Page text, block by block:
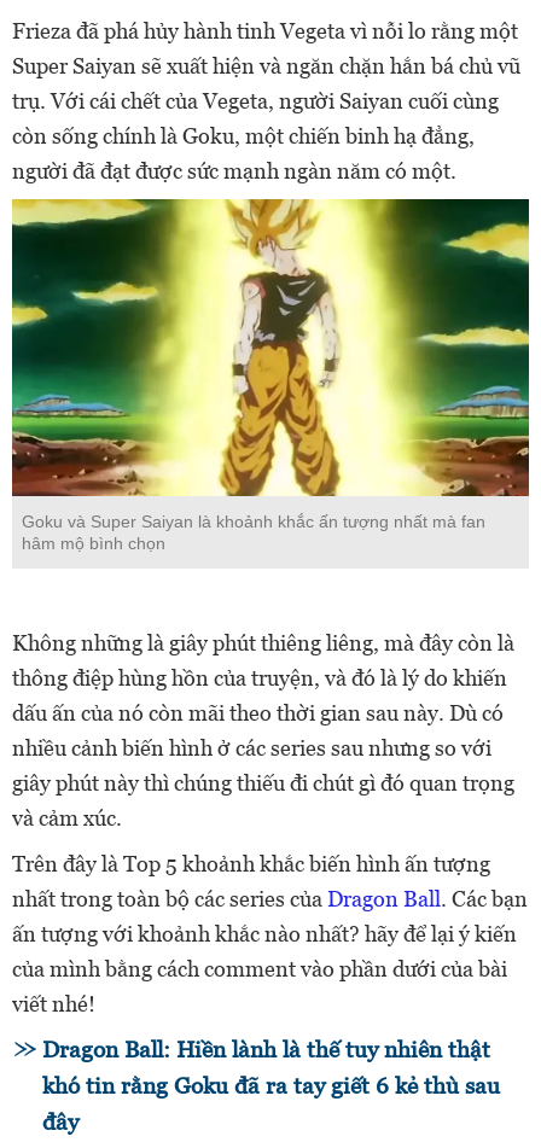
Frieza đã phá hủy hành tinh Vegeta vì nỗi lo rằng một
Super Saiyan sẽ xuất hiện và ngăn chặn hắn bá chủ vũ
trụ. Với cái chết của Vegeta, người Saiyan cuối cùng
còn sống chính là Goku, một chiến binh hạ đẳng,
người đã đạt được sức mạnh ngàn năm có một.
Goku và Super Saiyan là khoảnh khắc ấn tượng nhất mà fan
hâm mộ bình chọn
Không những là giây phút thiêng liêng, mà đây còn là
thông điệp hùng hồn của truyện, và đó là lý do khiến
dấu ấn của nó còn mãi theo thời gian sau này. Dù có
nhiều cảnh biến hình ở các series sau nhưng so với
giây phút này thì chúng thiếu đi chút gì đó quan trọng
và cảm xúc.
Trên đây là Top 5 khoảnh khắc biến hình ấn tượng
nhất trong toàn bộ các series củaDragon Ball. Các bạn
ấn tượng với khoảnh khắc nào nhất? hãy để lại ý kiến
của mình bằng cách comment vào phần dưới của bài
viết nhé!
Dragon Ball: Hiền lành là thế tuy nhiên thật
khó tin rằng Goku đã ra tay giết 6 kẻ thù sau
đây